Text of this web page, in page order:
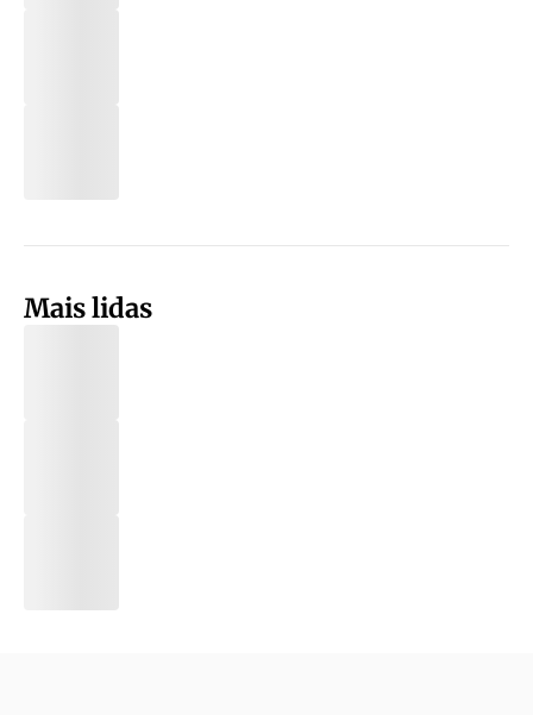
Mais lidas